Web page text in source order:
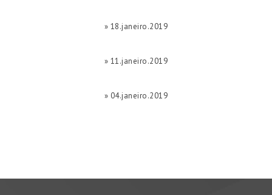
» 18.janeiro.2019
» 11.janeiro.2019
» 04.janeiro.2019